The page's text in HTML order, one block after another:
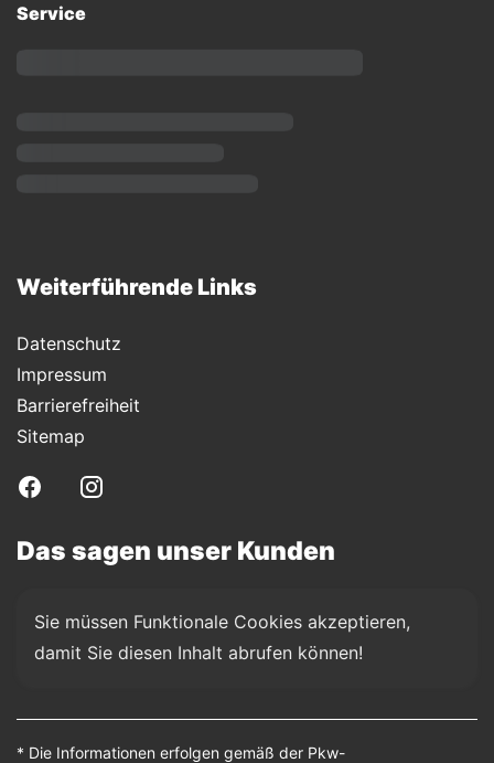
Service
Weiterführende Links
Datenschutz
Impressum
Barrierefreiheit
Sitemap
Das sagen unser Kunden
Sie müssen Funktionale Cookies akzeptieren,
damit Sie diesen Inhalt abrufen können!
* Die Informationen erfolgen gemäß der Pkw-